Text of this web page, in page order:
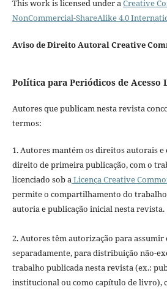
This work is licensed under aCreative
NonCommercial-ShareAlike 4.0
Aviso de Direito Autoral Creative
Política para Periódicos de Acesso
Autores que publicam nesta revista
termos:
1. Autores mantém os direitos autorais e
direito de primeira publicação, com o
licenciado sob aLicença Creative
permite o compartilhamento do
autoria e publicação inicial nesta revista.
2. Autores têm autorização para
separadamente, para distribuição não-
trabalho publicada nesta revista (ex.:
institucional ou como capítulo de livro),